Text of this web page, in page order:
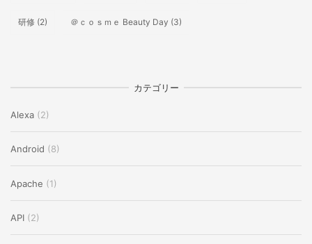
研修 (2) ＠ｃｏｓｍｅ Beauty Day (3)
カテゴリー
Alexa (2)
Android (8)
Apache (1)
API (2)